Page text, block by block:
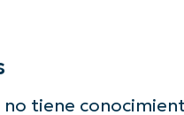
tiene